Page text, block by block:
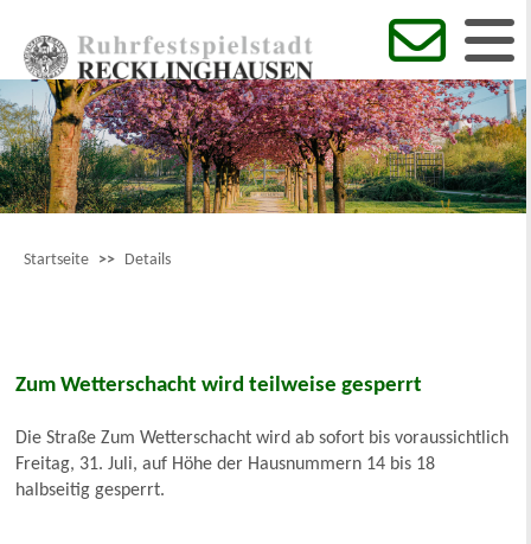
Startseite >> Details
Zum Wetterschacht wird teilweise gesperrt
Die Straße Zum Wetterschacht wird ab sofort bis voraussichtlich
Freitag, 31. Juli, auf Höhe der Hausnummern 14 bis 18
halbseitig gesperrt.